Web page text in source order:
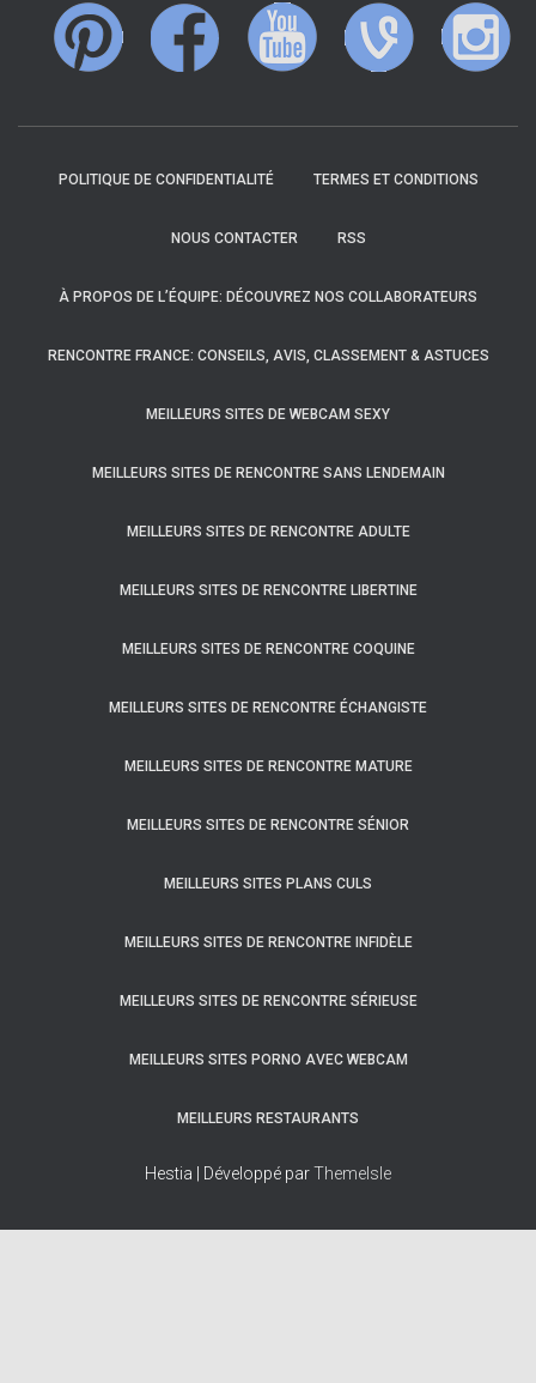
POLITIQUE DE CONFIDENTIALITÉ TERMES ET CONDITIONS
NOUS CONTACTER RSS
À PROPOS DE L’ÉQUIPE: DÉCOUVREZ NOS COLLABORATEURS
RENCONTRE FRANCE: CONSEILS, AVIS, CLASSEMENT & ASTUCES
MEILLEURS SITES DE WEBCAM SEXY
MEILLEURS SITES DE RENCONTRE SANS LENDEMAIN
MEILLEURS SITES DE RENCONTRE ADULTE
MEILLEURS SITES DE RENCONTRE LIBERTINE
MEILLEURS SITES DE RENCONTRE COQUINE
MEILLEURS SITES DE RENCONTRE ÉCHANGISTE
MEILLEURS SITES DE RENCONTRE MATURE
MEILLEURS SITES DE RENCONTRE SÉNIOR
MEILLEURS SITES PLANS CULS
MEILLEURS SITES DE RENCONTRE INFIDÈLE
MEILLEURS SITES DE RENCONTRE SÉRIEUSE
MEILLEURS SITES PORNO AVEC WEBCAM
MEILLEURS RESTAURANTS
Hestia | Développé parThemeIsle